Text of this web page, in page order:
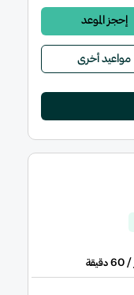
إحجز الموعد
مواعيد أخرى
/ 60 دقيقة